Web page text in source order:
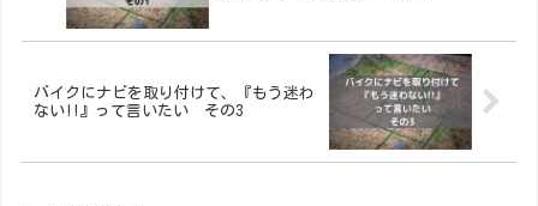
バイクにナビを取り付けて、『もう迷わ
ない!!』って言いたい その3